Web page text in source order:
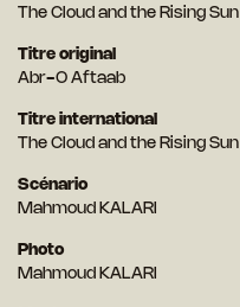
The Cloud and the Rising Sun
Titre original
Abr-O Aftaab
Titre international
The Cloud and the Rising Sun
Scénario
Mahmoud KALARI
Photo
Mahmoud KALARI